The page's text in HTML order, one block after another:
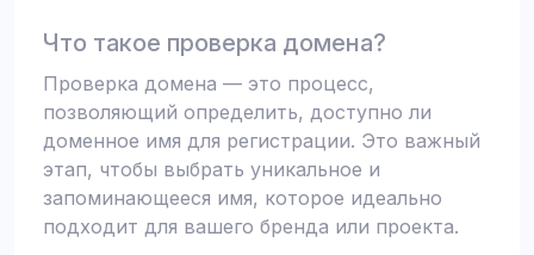
Что такое проверка домена?
Проверка домена — это процесс,
позволяющий определить, доступно ли
доменное имя для регистрации. Это важный
этап, чтобы выбрать уникальное и
запоминающееся имя, которое идеально
подходит для вашего бренда или проекта.